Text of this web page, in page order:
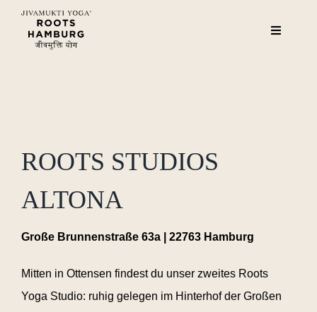
Toggle
Über uns
Teacher Training
Magazin
ROOTS STUDIOS
ALTONA
Große Brunnenstraße 63a | 22763 Hamburg
Mitten in Ottensen findest du unser zweites Roots
Yoga Studio: ruhig gelegen im Hinterhof der Großen